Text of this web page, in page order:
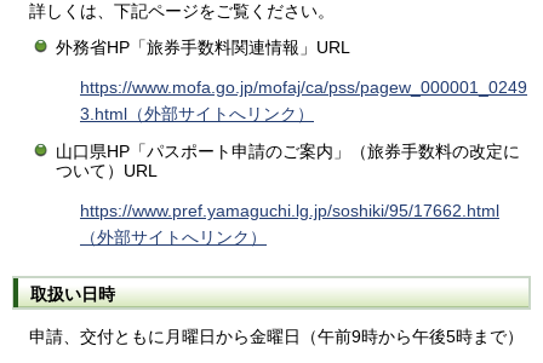
詳しくは、下記ページをご覧ください。
外務省HP「旅券手数料関連情報」URL
https://www.mofa.go.jp/mofaj/ca/pss/pagew_000001_0249
3.html（外部サイトへリンク）
山口県HP「パスポート申請のご案内」（旅券手数料の改定に
ついて）URL
https://www.pref.yamaguchi.lg.jp/soshiki/95/17662.html
（外部サイトへリンク）
取扱い日時
申請、交付ともに月曜日から金曜日（午前9時から午後5時まで）